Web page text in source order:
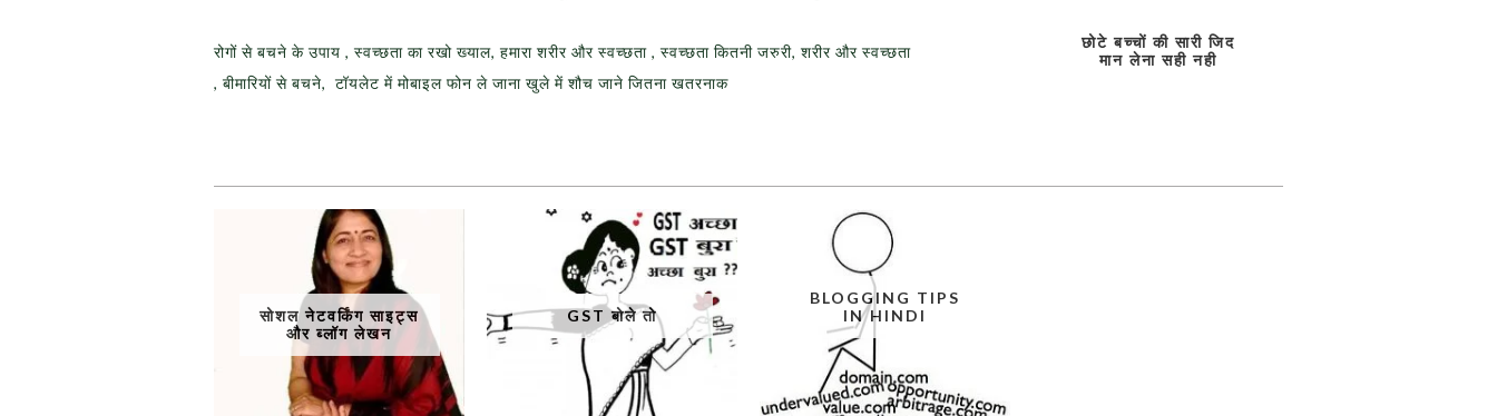
रोगों से बचने के उपाय , स्वच्छता का रखो ख्याल, हमारा शरीर और स्वच्छता , स्वच्छता कितनी जरुरी, शरीर और स्वच्छता
, बीमारियों से बचने, टॉयलेट में मोबाइल फोन ले जाना खुले में शौच जाने जितना खतरनाक
छोटे बच्चों की सारी जिद
मान लेना सही नही
BLOGGING TIPS
IN HINDI
GST बोले तो
सोशल नेटवर्किंग साइट्स
और ब्लॉग लेखन